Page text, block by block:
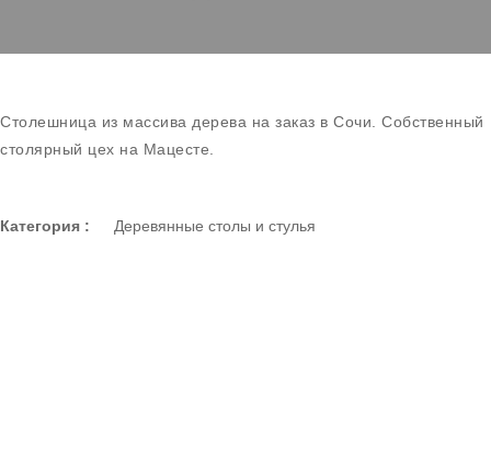
Столешница из массива дерева на заказ в Сочи. Собственный
столярный цех на Мацесте.
Категория : Деревянные столы и стулья